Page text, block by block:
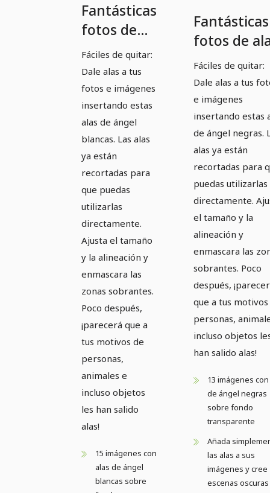
Fantásticas
fotos de
alas de
ángel
blancas
Fáciles de quitar:
Dale alas a tus
fotos e imágenes
insertando estas
alas de ángel
blancas. Las alas
ya están
recortadas para
que puedas
utilizarlas
directamente.
Ajusta el tamaño
y la alineación y
enmascara las
zonas sobrantes.
Poco después,
¡parecerá que a
tus motivos de
personas,
animales e
incluso objetos
les han salido
alas!
15 imágenes con
alas de ángel
blancas sobre
Fantásticas
fotos de
de ángel
negras
Fáciles de quitar:
Dale alas a tus
e imágenes
insertando estas
de ángel negras.
alas ya están
recortadas para
puedas utilizarlas
directamente.
el tamaño y la
alineación y
enmascara las
sobrantes. Poco
después,
que a tus
personas,
incluso objetos
han salido alas!
13 imágenes
de ángel negras
sobre fondo
transparente
Añada
las alas a sus
imágenes y cree
escenas oscuras